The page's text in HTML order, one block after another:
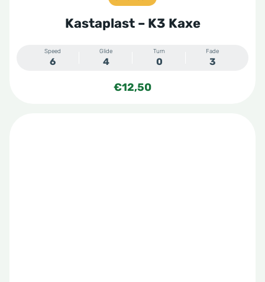
Kastaplast – K3 Kaxe
Speed
6
Glide
4
Turn
0
Fade
3
€12,50